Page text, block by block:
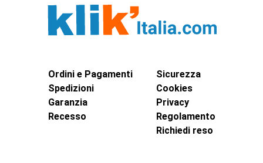
Ordini e Pagamenti
Spedizioni
Garanzia
Recesso
Sicurezza
Cookies
Privacy
Regolamento
Richiedi reso